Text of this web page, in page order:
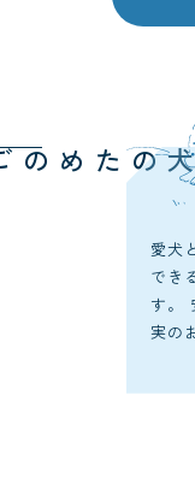
愛犬のための
愛犬
でき
す。
実の